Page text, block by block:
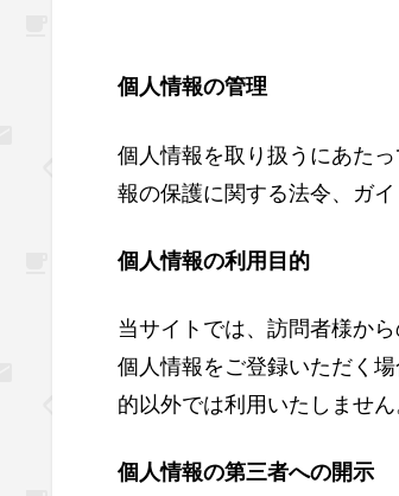
個人情報の管理
個人情報を取り扱うにあた
報の保護に関する法令、ガ
個人情報の利用目的
当サイトでは、訪問者様か
個人情報をご登録いただく
的以外では利用いたしません
個人情報の第三者への開示